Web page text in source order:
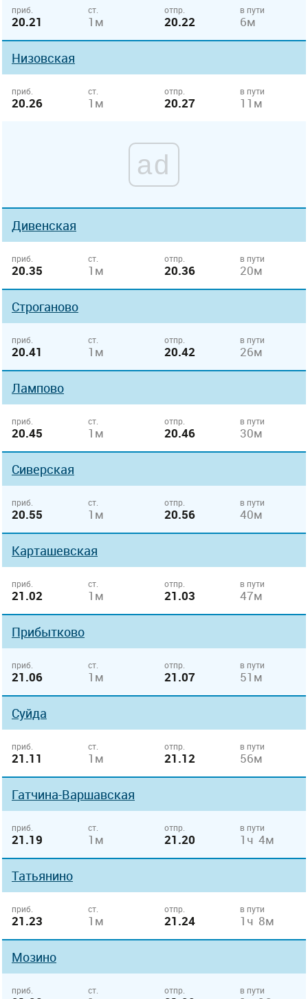
приб.
20.21
ст.
1м
отпр.
20.22
в пути
6м
Низовская
приб.
20.26
ст.
1м
отпр.
20.27
в пути
11м
ad
Дивенская
приб.
20.35
ст.
1м
отпр.
20.36
в пути
20м
Строганово
приб.
20.41
ст.
1м
отпр.
20.42
в пути
26м
Лампово
приб.
20.45
ст.
1м
отпр.
20.46
в пути
30м
Сиверская
приб.
20.55
ст.
1м
отпр.
20.56
в пути
40м
Карташевская
приб.
21.02
ст.
1м
отпр.
21.03
в пути
47м
Прибытково
приб.
21.06
ст.
1м
отпр.
21.07
в пути
51м
Суйда
приб.
21.11
ст.
1м
отпр.
21.12
в пути
56м
Гатчина-Варшавская
приб.
21.19
ст.
1м
отпр.
21.20
в пути
1ч 4м
Татьянино
приб.
21.23
ст.
1м
отпр.
21.24
в пути
1ч 8м
Мозино
приб. ст. отпр. в пути